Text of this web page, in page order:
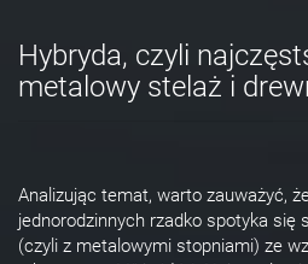
Hybryda, czyli
metalowy stelaż i
Analizując temat, warto zauważyć,
jednorodzinnych rzadko spotyka się
(czyli z metalowymi stopniami) ze